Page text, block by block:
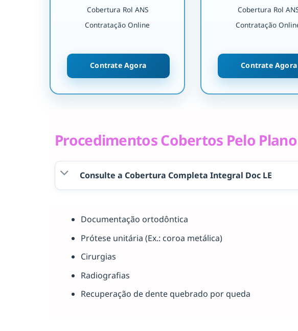
Cobertura Rol ANS
Contratação Online
Contrate Agora
Cobertura Rol
Contratação
Contrate Agora
Procedimentos Cobertos Pelo
Consulte a Cobertura Completa Integral Doc LE
Documentação ortodôntica
Prótese unitária (Ex.: coroa metálica)
Cirurgias
Radiografias
Recuperação de dente quebrado por queda